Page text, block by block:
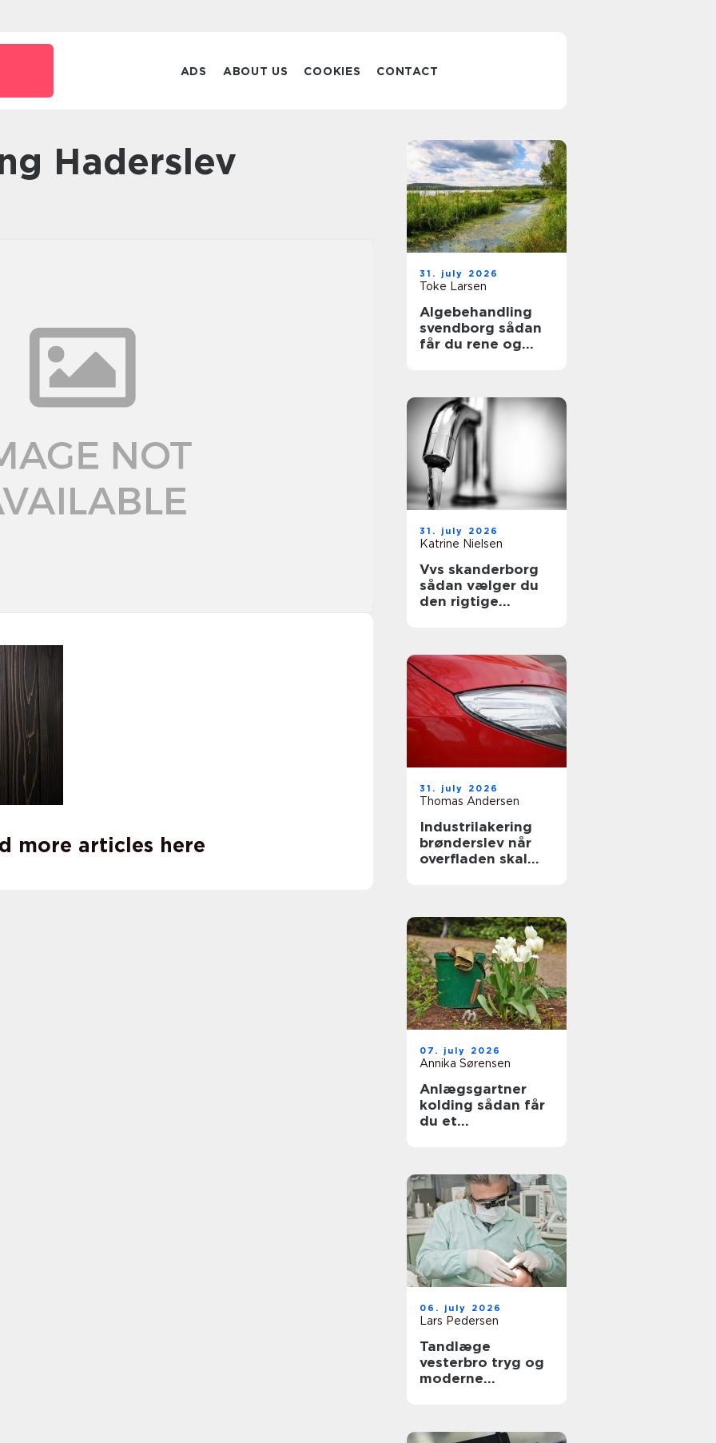
ADS ABOUT US COOKIES CONTACT
Haderslev
more articles here
31. july 2026
Toke Larsen
Algebehandling
svendborg sådan
får du rene og
31. july 2026
Katrine Nielsen
Vvs skanderborg
sådan vælger du
den rigtige
31. july 2026
Thomas Andersen
Industrilakering
brønderslev når
overfladen skal
07. july 2026
Annika Sørensen
Anlægsgartner
kolding sådan får
du et
06. july 2026
Lars Pedersen
Tandlæge
vesterbro tryg og
moderne